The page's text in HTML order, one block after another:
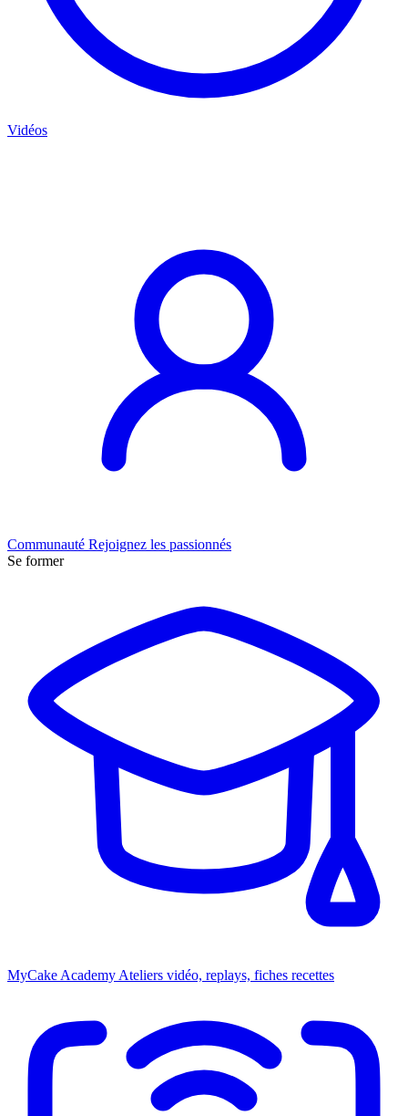
Vidéos
Communauté Rejoignez les passionnés
Se former
MyCake Academy Ateliers vidéo, replays, fiches recettes